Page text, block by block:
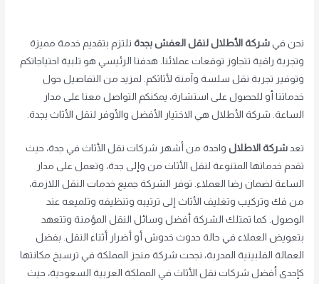
نحن فيشركة الأطلال لنقل العفش بجدةنلتزم بتقديم خدمة مميزة
وتجربة راقية تتجاوز توقعات عملائنا. هدفنا الرئيسي هو تلبية احتياجاتكم
وتوفير تجربة نقل سلسة وآمنة لأثاثكم. لمزيد من التفاصيل حول
خدماتنا أو للحصول على استشارة، يمكنكم التواصل معنا على مدار
الساعة. شركة الأطلال هي الاختيار الأفضل والأوفر لنقل الأثاث بجدة.
تعدشركة الاطلالواحدة من أشهر شركات نقل الأثاث في جدة، حيث
تقدم خدماتها المتنوعة لنقل الأثاث من وإلى جدة، وتعمل على مدار
الساعة لضمان رضا العملاء. توفر الشركة جميع خدمات النقل اللازمة،
من فك وتركيب وتغليف الأثاث إلى ترتيبه وتنظيفه وتلميعه عند
الوصول. كما تمتلك الشركة أفضل وسائل النقل المؤمنة وتتعهد
بتعويض العملاء في حالة حدوث خدوش أو أضرار أثناء النقل. بفضل
العمالة الفلبينية المدربة، نجحت شركة منجز المملكة في ترسيخ مكانتها
كإحدى أفضل شركات نقل الأثاث في المملكة العربية السعودية، حيث